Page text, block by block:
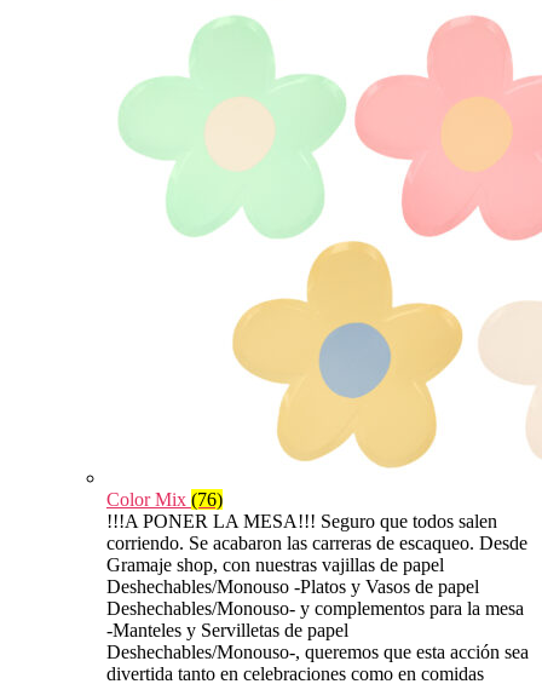
Color Mix (76)
!!!A PONER LA MESA!!! Seguro que todos salen
corriendo. Se acabaron las carreras de escaqueo. Desde
Gramaje shop, con nuestras vajillas de papel
Deshechables/Monouso -Platos y Vasos de papel
Deshechables/Monouso- y complementos para la mesa
-Manteles y Servilletas de papel
Deshechables/Monouso-, queremos que esta acción sea
divertida tanto en celebraciones como en comidas